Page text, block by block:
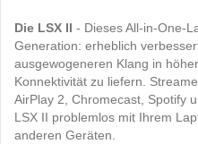
Die LSX II - Dieses All-in-One-
Generation: erheblich
ausgewogeneren Klang in
Konnektivität zu liefern.
AirPlay 2, Chromecast, Spotify
LSX II problemlos mit Ihrem
anderen Geräten.